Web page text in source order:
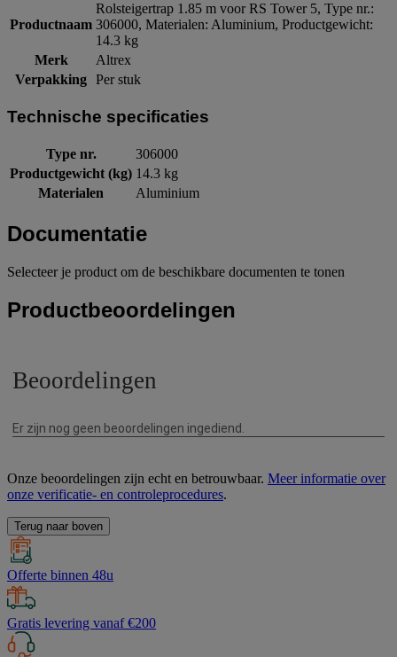
Productnaam
Rolsteigertrap 1.85 m voor RS Tower 5, Type nr.:
306000, Materialen: Aluminium, Productgewicht:
14.3 kg
Merk
Altrex
Verpakking Per stuk
Technische specificaties
Type nr.
306000
Productgewicht (kg) 14.3 kg
Materialen
Aluminium
Documentatie
Selecteer je product om de beschikbare documenten te tonen
Productbeoordelingen
Onze beoordelingen zijn echt en betrouwbaar. Meer informatie over
onze verificatie- en controleprocedures.
Terug naar boven
Offerte binnen 48u
Gratis levering vanaf €200